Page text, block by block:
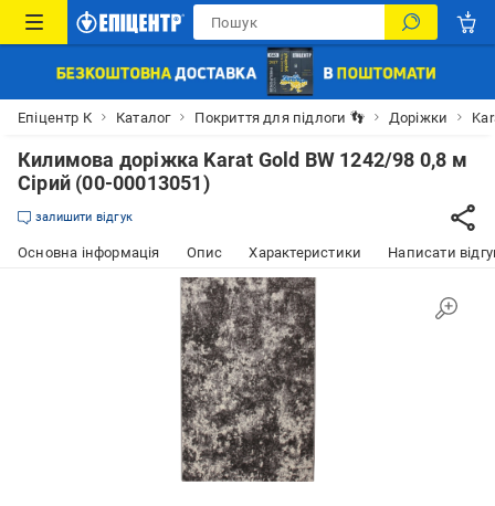
Епіцентр К Каталог Покриття для підлоги 👣 Доріжки
Килимова доріжка Karat Gold BW 1242/98 0,8 м
Сірий (00-00013051)
залишити відгук
Основна інформація Опис Характеристики Написати